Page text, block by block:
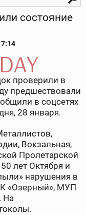
состояние
проверили в
предшествовали
в соцсетях
28 января.
Вокзальная,
Пролетарской
лет Октября и
нарушения в
«Озерный», МУП
На